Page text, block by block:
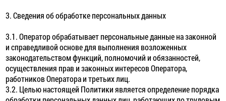
3. Сведения об обработке персональных данных
3.1. Оператор обрабатывает персональные данные на законной
и справедливой основе для выполнения возложенных
законодательством функций, полномочий и обязанностей,
осуществления прав и законных интересов Оператора,
работников Оператора и третьих лиц.
3.2. Целью настоящей Политики является определение порядка